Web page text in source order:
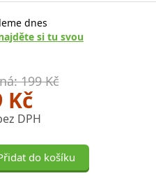
dnes
si tu svou
199 Kč
Kč
DPH
do košíku